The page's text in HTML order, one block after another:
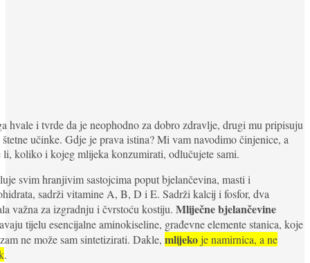
hvale i tvrde da je neophodno za dobro zdravlje, drugi mu pripisuju
učinke. Gdje je prava istina? Mi vam navodimo činjenice, a
li, koliko i kojeg mlijeka konzumirati, odlučujete sami.
svim hranjivim sastojcima poput bjelančevina, masti i
sadrži vitamine A, B, D i E. Sadrži kalcij i fosfor, dva
važna za izgradnju i čvrstoću kostiju. Mliječne bjelančevine
tijelu esencijalne aminokiseline, građevne elemente stanica, koje
ne može sam sintetizirati. Dakle, mlijeko je namirnica, a ne
.